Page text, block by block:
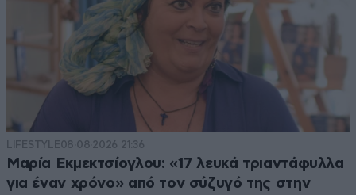
LIFESTYLE08·08·2026 21:36
Μαρία Εκμεκτσίογλου: «17 λευκά τριαντάφυλλα
για έναν χρόνο» από τον σύζυγό της στην